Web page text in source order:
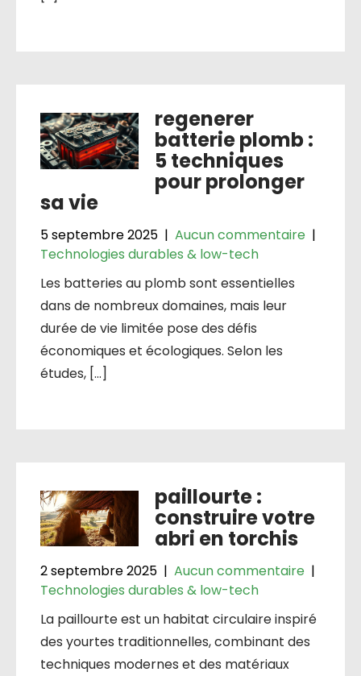
regenerer
batterie plomb :
5 techniques
pour prolonger
sa vie
5 septembre 2025 | Aucun commentaire |
Technologies durables & low-tech
Les batteries au plomb sont essentielles
dans de nombreux domaines, mais leur
durée de vie limitée pose des défis
économiques et écologiques. Selon les
études, […]
paillourte :
construire votre
abri en torchis
2 septembre 2025 | Aucun commentaire |
Technologies durables & low-tech
La paillourte est un habitat circulaire inspiré
des yourtes traditionnelles, combinant des
techniques modernes et des matériaux